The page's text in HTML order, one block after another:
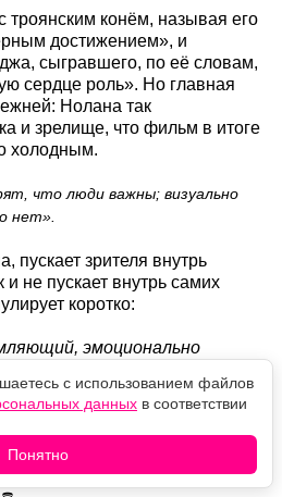
троянским конём, называя его
достижением», и
сыгравшего, по её словам,
сердце роль». Но главная
Нолана так
и зрелище, что фильм в итоге
холодным.
что люди важны; визуально
нет».
пускает зрителя внутрь
и не пускает внутрь самих
коротко:
эмоционально
Нолана вышла в 2026 году,
никак не желает утихать, и
покорять мировой прокат.
с использованием файлов
данных в соответствии
Понятно